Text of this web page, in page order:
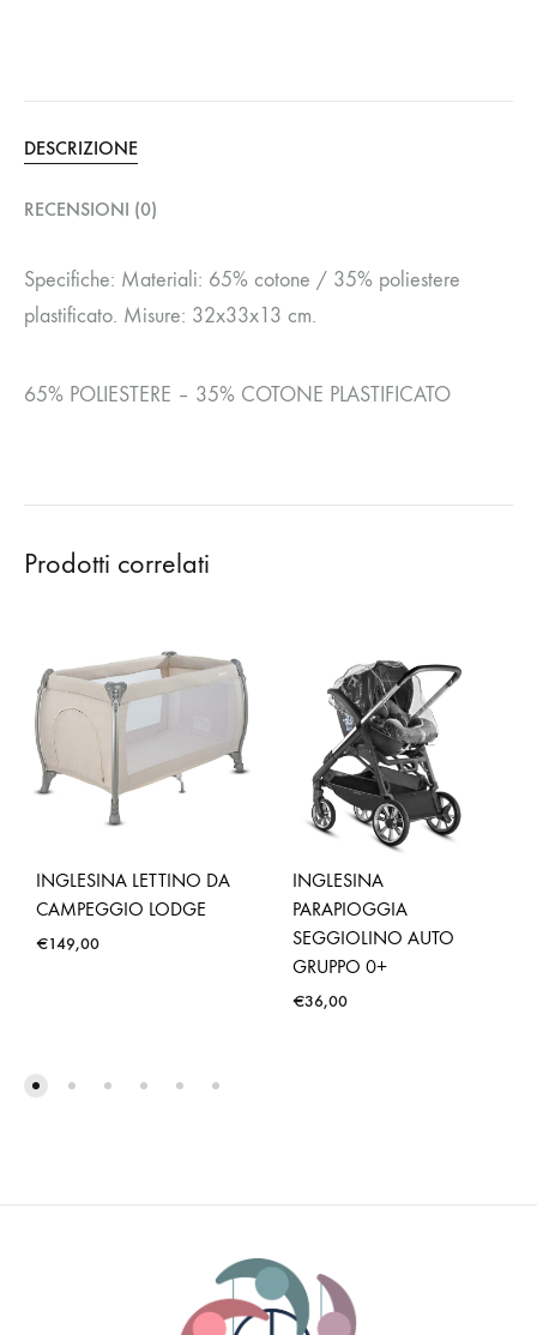
DESCRIZIONE
RECENSIONI (0)
Specifiche: Materiali: 65% cotone / 35% poliestere
plastificato. Misure: 32x33x13 cm.
65% POLIESTERE – 35% COTONE PLASTIFICATO
Prodotti correlati
INGLESINA LETTINO DA
CAMPEGGIO LODGE
€149,00
INGLESINA
PARAPIOGGIA
SEGGIOLINO AUTO
GRUPPO 0+
€36,00